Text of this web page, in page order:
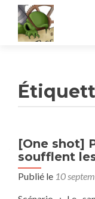
[One shot]
soufflent
Publié le 10